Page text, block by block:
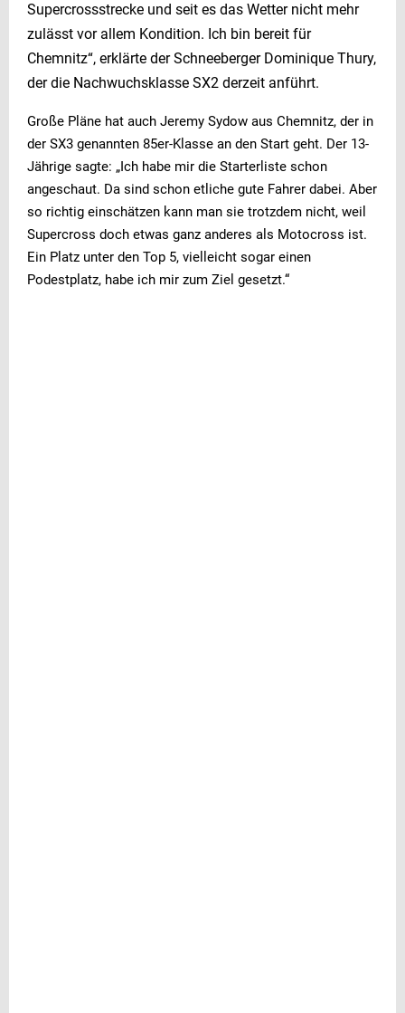
Supercrossstrecke und seit es das Wetter nicht mehr
zulässt vor allem Kondition. Ich bin bereit für
Chemnitz“, erklärte der Schneeberger Dominique Thury,
der die Nachwuchsklasse SX2 derzeit anführt.
Große Pläne hat auch Jeremy Sydow aus Chemnitz, der in
der SX3 genannten 85er-Klasse an den Start geht. Der 13-
Jährige sagte: „Ich habe mir die Starterliste schon
angeschaut. Da sind schon etliche gute Fahrer dabei. Aber
so richtig einschätzen kann man sie trotzdem nicht, weil
Supercross doch etwas ganz anderes als Motocross ist.
Ein Platz unter den Top 5, vielleicht sogar einen
Podestplatz, habe ich mir zum Ziel gesetzt.“